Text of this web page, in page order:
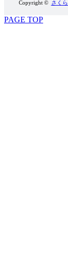
Copyright © さく
PAGE TOP